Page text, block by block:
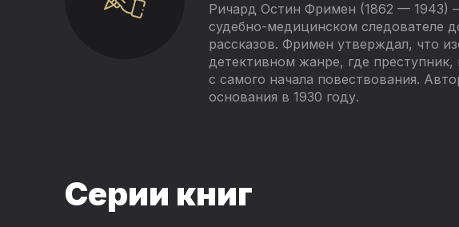
Ричард Остин Фримен (1862 — 1943)
судебно-медицинском следователе
рассказов. Фримен утверждал, что
детективном жанре, где
с самого начала повествования.
основания в 1930 году.
Серии книг